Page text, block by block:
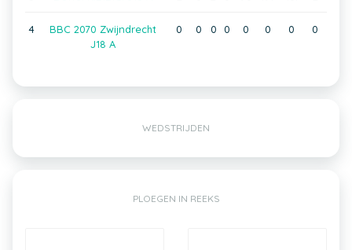
4
BBC 2070 Zwijndrecht
J18 A
0 0 0 0 0 0 0 0
WEDSTRIJDEN
PLOEGEN IN REEKS